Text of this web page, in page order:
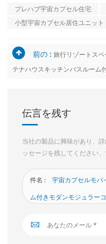
プレハブ宇宙カプセル住宅
小型宇宙カプセル居住ユニット
前の : 旅行リゾートス
テナハウスキッチンバスルーム
伝言を残す
当社の製品に興味があり、
ッセージを残してください
件名 :
宇宙カプセルモバ
ム付きモダンモジュラー